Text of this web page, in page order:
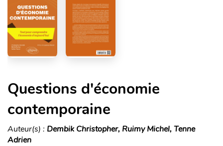
Questions d'économie
contemporaine
Auteur(s) : Dembik Christopher, Ruimy Michel, Tenne
Adrien